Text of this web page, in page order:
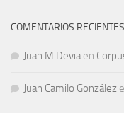
COMENTARIOS RECIENTES
Juan M Deviaen
Juan Camilo González